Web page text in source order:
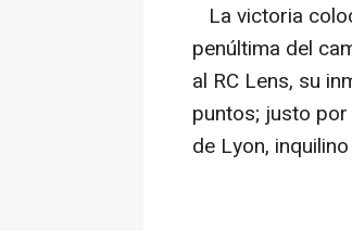
La victoria
penúltima del
al RC Lens, su
puntos; justo
de Lyon,